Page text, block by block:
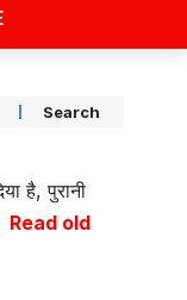
है, पुरानी
Read old